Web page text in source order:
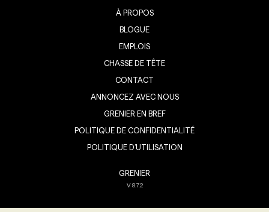
À PROPOS
BLOGUE
EMPLOIS
CHASSE DE TÊTE
CONTACT
ANNONCEZ AVEC NOUS
GRENIER EN BREF
POLITIQUE DE CONFIDENTIALITÉ
POLITIQUE D’UTILISATION
GRENIER
V8.7.2